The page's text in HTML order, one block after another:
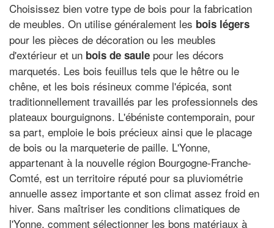
Choisissez bien votre type de bois pour la fabrication
de meubles. On utilise généralement les bois légers
pour les pièces de décoration ou les meubles
d'extérieur et un bois de saule pour les décors
marquetés. Les bois feuillus tels que le hêtre ou le
chêne, et les bois résineux comme l'épicéa, sont
traditionnellement travaillés par les professionnels des
plateaux bourguignons. L'ébéniste contemporain, pour
sa part, emploie le bois précieux ainsi que le placage
de bois ou la marqueterie de paille. L'Yonne,
appartenant à la nouvelle région Bourgogne-Franche-
Comté, est un territoire réputé pour sa pluviométrie
annuelle assez importante et son climat assez froid en
hiver. Sans maîtriser les conditions climatiques de
l'Yonne, comment sélectionner les bons matériaux à